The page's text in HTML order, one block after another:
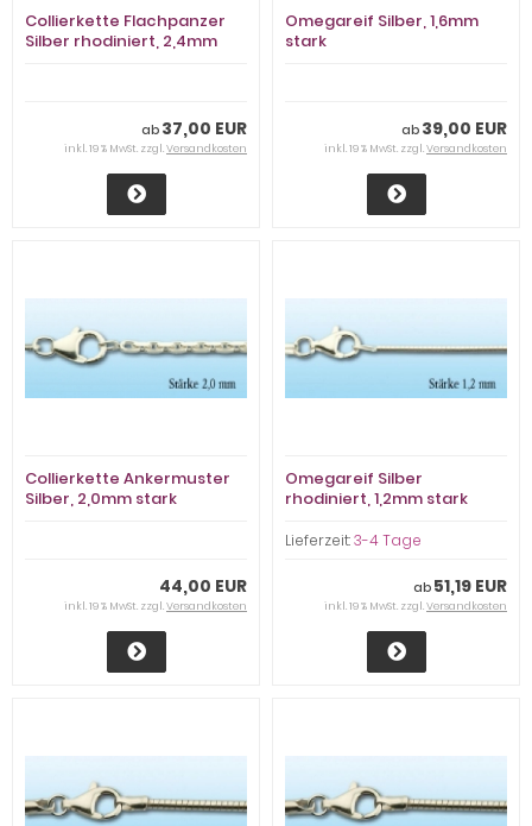
Collierkette Flachpanzer
Silber rhodiniert, 2,4mm
ab 37,00 EUR
inkl. 19 % MwSt. zzgl.Versandkosten
Omegareif Silber, 1,6mm
stark
ab 39,00 EUR
inkl. 19 % MwSt. zzgl.Versandkosten
Collierkette Ankermuster
Silber, 2,0mm stark
44,00 EUR
inkl. 19 % MwSt. zzgl.Versandkosten
Omegareif Silber
rhodiniert, 1,2mm stark
Lieferzeit:3-4 Tage
ab 51,19 EUR
inkl. 19 % MwSt. zzgl.Versandkosten